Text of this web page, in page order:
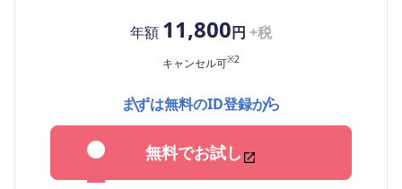
年額 11,800円 +税
キャンセル可※2
まずは無料のID登録から
無料でお試し